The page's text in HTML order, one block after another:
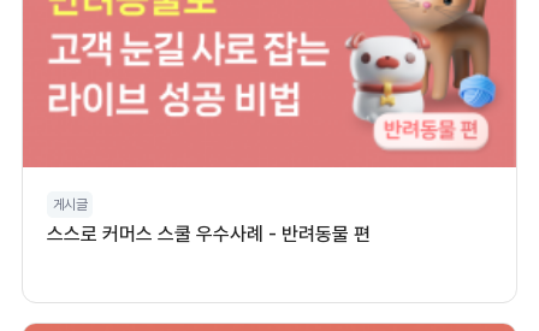
게시글
스스로 커머스 스쿨 우수사례 - 반려동물 편